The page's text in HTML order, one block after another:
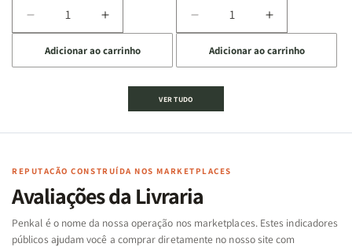
Diminuir
a
quantidade
de
Cartas
Famílias
Bíblia
-
Penkal
Aumentar
a
quantidade
de
Jogo
Cartas
Famílias
da
Bíblia
-
Penkal
Adicionar ao carrinho
Diminuir
a
quantidade
de
Jogo
|
de
Aumentar
a
quantidade
de
|
Adicionar ao carrinho
VER TUDO
REPUTAÇÃO CONSTRUÍDA NOS MARKETPLACES
Avaliações da Livraria
Penkal é o nome da nossa operação nos marketplaces. Estes indicadores
públicos ajudam você a comprar diretamente no nosso site com